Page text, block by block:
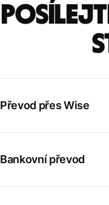
Převod přes Wise
Bankovní převod